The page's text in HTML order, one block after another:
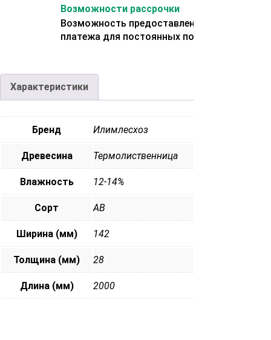
Возможности рассрочки
Возможность предоставления отсрочки
платежа для постоянных покупателей.
Характеристики
Бренд Илимлесхоз
Древесина Термолиственница
Влажность 12-14%
Сорт АВ
Ширина (мм) 142
Толщина (мм) 28
Длина (мм) 2000